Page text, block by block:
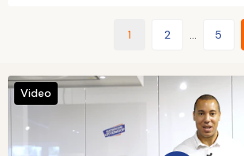
1 2 ... 5
Video